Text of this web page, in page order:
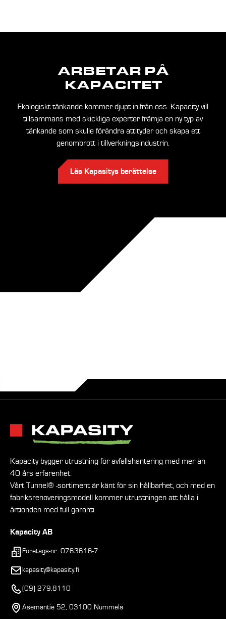
ARBETAR PÅ
KAPACITET
Ekologiskt tänkande kommer djupt inifrån oss. Kapacity vill
tillsammans med skickliga experter främja en ny typ av
tänkande som skulle förändra attityder och skapa ett
genombrott i tillverkningsindustrin.
Läs Kapasitys berättelse
Kapacity bygger utrustning för avfallshantering med mer än
40 års erfarenhet.
Vårt Tunnel® -sortiment är känt för sin hållbarhet, och med en
fabriksrenoveringsmodell kommer utrustningen att hålla i
årtionden med full garanti.
Kapacity AB
Företags-nr: 0763616-7
kapasity@kapasity.fi
(09) 279,8110
Asemantie 52, 03100 Nummela